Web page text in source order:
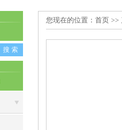
您现在的位置： 首页 >>